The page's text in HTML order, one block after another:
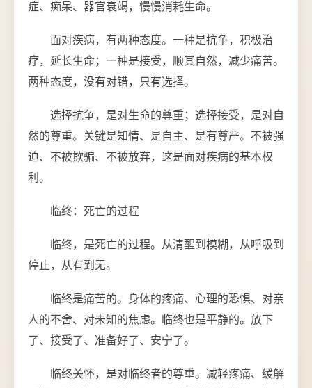
症、痴呆、器官衰竭，慢慢消耗生命。
面对疾病，有两种态度。一种是抗争，积极治
疗，延长生命；一种是接受，顺其自然，减少痛苦。
两种态度，没有对错，只有选择。
选择抗争，是对生命的尊重；选择接受，是对自
然的尊重。关键是知情、是自主、是有尊严。不被强
迫、不被欺骗、不被放弃，这是面对疾病的基本权
利。
临终：死亡的过程
临终，是死亡的过程。从清醒到模糊，从呼吸到
停止，从有到无。
临终是痛苦的。身体的疼痛、心理的恐惧、对亲
人的不舍、对未知的焦虑。临终也是平静的。放下
了、接受了、准备好了、安宁了。
临终关怀，是对临终者的尊重。减轻疼痛、缓解